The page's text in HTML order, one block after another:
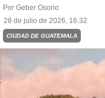
Por Geber Osorio
28 de julio de 2026, 16:32
CIUDAD DE GUATEMALA